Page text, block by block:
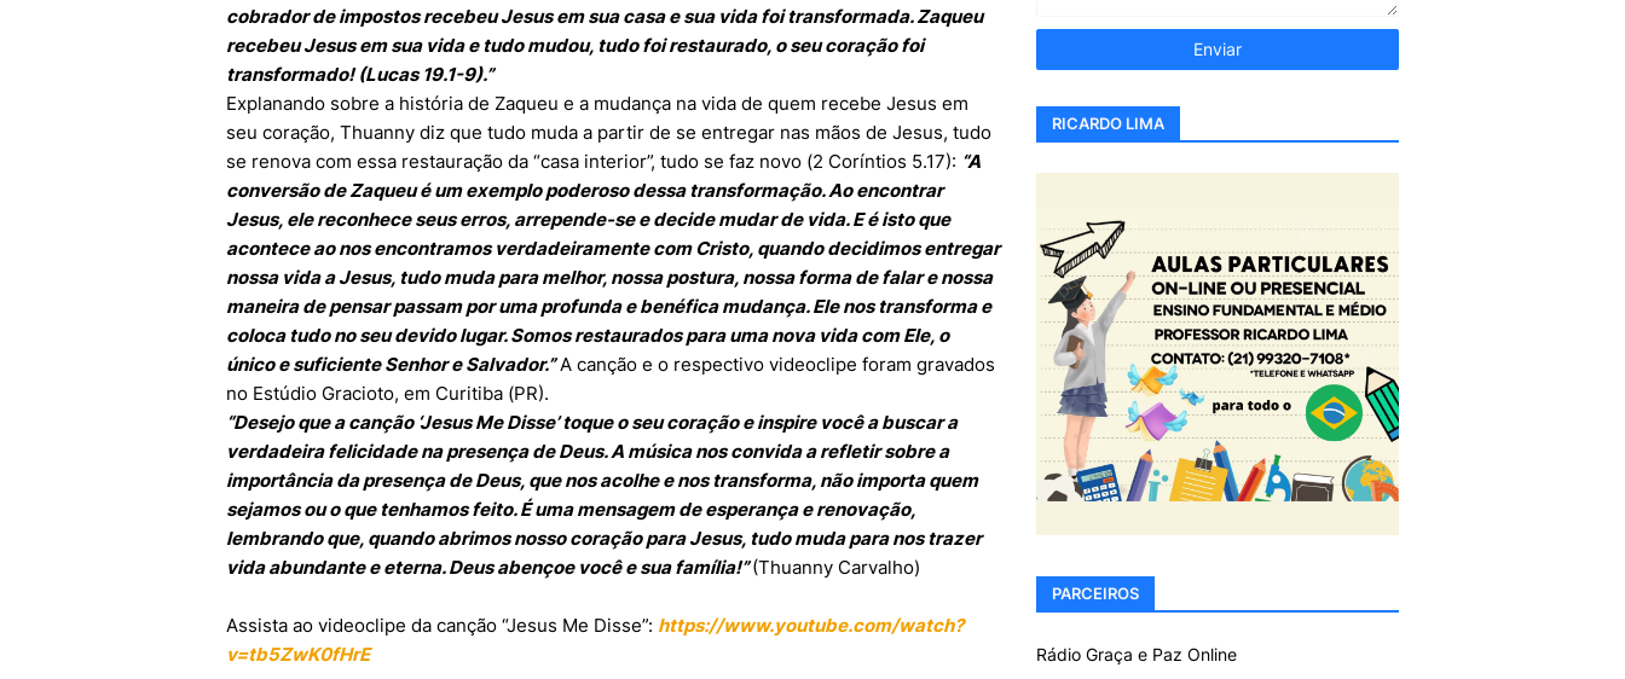
cobrador de impostos recebeu Jesus em sua casa e sua vida foi transformada. Zaqueu
recebeu Jesus em sua vida e tudo mudou, tudo foi restaurado, o seu coração foi
transformado! (Lucas 19.1-9).”
Explanando sobre a história de Zaqueu e a mudança na vida de quem recebe Jesus em
seu coração, Thuanny diz que tudo muda a partir de se entregar nas mãos de Jesus, tudo
se renova com essa restauração da “casa interior”, tudo se faz novo (2 Coríntios 5.17): “A
conversão de Zaqueu é um exemplo poderoso dessa transformação. Ao encontrar
Jesus, ele reconhece seus erros, arrepende-se e decide mudar de vida. E é isto que
acontece ao nos encontramos verdadeiramente com Cristo, quando decidimos entregar
nossa vida a Jesus, tudo muda para melhor, nossa postura, nossa forma de falar e nossa
maneira de pensar passam por uma profunda e benéfica mudança. Ele nos transforma e
coloca tudo no seu devido lugar. Somos restaurados para uma nova vida com Ele, o
único e suficiente Senhor e Salvador.”A canção e o respectivo videoclipe foram gravados
no Estúdio Gracioto, em Curitiba (PR).
“Desejo que a canção ‘Jesus Me Disse’ toque o seu coração e inspire você a buscar a
verdadeira felicidade na presença de Deus. A música nos convida a refletir sobre a
importância da presença de Deus, que nos acolhe e nos transforma, não importa quem
sejamos ou o que tenhamos feito. É uma mensagem de esperança e renovação,
lembrando que, quando abrimos nosso coração para Jesus, tudo muda para nos trazer
vida abundante e eterna. Deus abençoe você e sua família!”(Thuanny Carvalho)
Assista ao videoclipe da canção “Jesus Me Disse”: https://www.youtube.com/watch?
v=tb5ZwK0fHrE
RICARDO LIMA
PARCEIROS
Rádio Graça e Paz Online